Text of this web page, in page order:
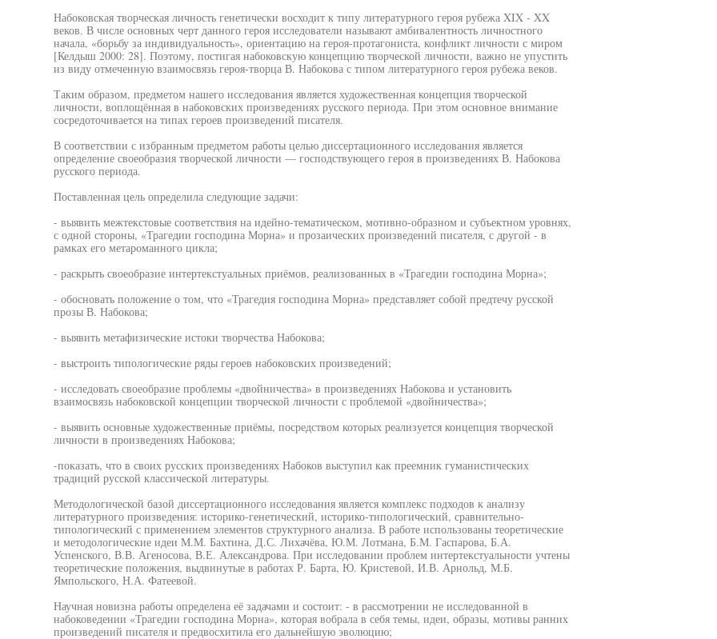
Набоковская творческая личность генетически восходит к типу литературного героя рубежа XIX - XX
веков. В числе основных черт данного героя исследователи называют амбивалентность личностного
начала, «борьбу за индивидуальность», ориентацию на героя-протагониста, конфликт личности с миром
[Келдыш 2000: 28]. Поэтому, постигая набоковскую концепцию творческой личности, важно не упустить
из виду отмеченную взаимосвязь героя-творца В. Набокова с типом литературного героя рубежа веков.
Таким образом, предметом нашего исследования является художественная концепция творческой
личности, воплощённая в набоковских произведениях русского периода. При этом основное внимание
сосредоточивается на типах героев произведений писателя.
В соответствии с избранным предметом работы целью диссертационного исследования является
определение своеобразия творческой личности — господствующего героя в произведениях В. Набокова
русского периода.
Поставленная цель определила следующие задачи:
- выявить межтекстовые соответствия на идейно-тематическом, мотивно-образном и субъектном уровнях,
с одной стороны, «Трагедии господина Морна» и прозаических произведений писателя, с другой - в
рамках его метароманного цикла;
- раскрыть своеобразие интертекстуальных приёмов, реализованных в «Трагедии господина Морна»;
- обосновать положение о том, что «Трагедия господина Морна» представляет собой предтечу русской
прозы В. Набокова;
- выявить метафизические истоки творчества Набокова;
- выстроить типологические ряды героев набоковских произведений;
- исследовать своеобразие проблемы «двойничества» в произведениях Набокова и установить
взаимосвязь набоковской концепции творческой личности с проблемой «двойничества»;
- выявить основные художественные приёмы, посредством которых реализуется концепция творческой
личности в произведениях Набокова;
-показать, что в своих русских произведениях Набоков выступил как преемник гуманистических
традиций русской классической литературы.
Методологической базой диссертационного исследования является комплекс подходов к анализу
литературного произведения: историко-генетический, историко-типологический, сравнительно-
типологический с применением элементов структурного анализа. В работе использованы теоретические
и методологические идеи М.М. Бахтина, Д.С. Лихачёва, Ю.М. Лотмана, Б.М. Гаспарова, Б.А.
Успенского, В.В. Агеносова, В.Е. Александрова. При исследовании проблем интертекстуальности учтены
теоретические положения, выдвинутые в работах Р. Барта, Ю. Кристевой, И.В. Арнольд, М.Б.
Ямпольского, Н.А. Фатеевой.
Научная новизна работы определена её задачами и состоит: - в рассмотрении не исследованной в
набоковедении «Трагедии господина Морна», которая вобрала в себя темы, идеи, образы, мотивы ранних
произведений писателя и предвосхитила его дальнейшую эволюцию;